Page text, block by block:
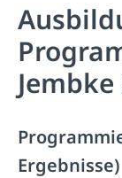
Ergebnisse)